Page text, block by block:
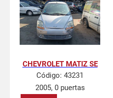
CHEVROLET MATIZ SE
Código: 43231
2005, 0 puertas